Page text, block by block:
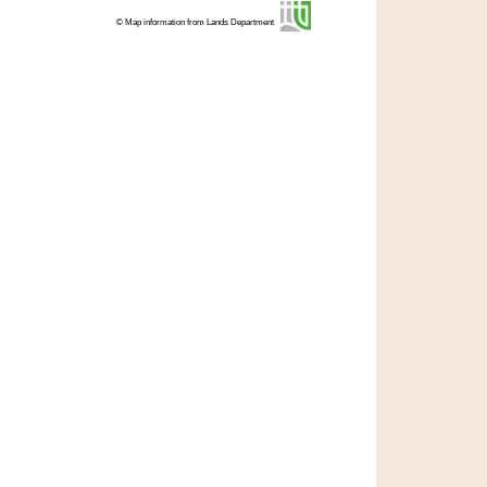
© Map information from Lands Department